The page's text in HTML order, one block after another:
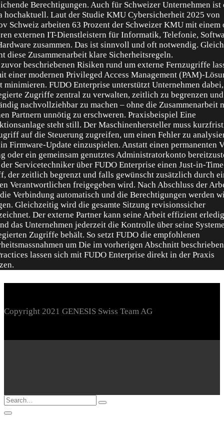
Copyright 2021 GENESIS Swiss Team AG